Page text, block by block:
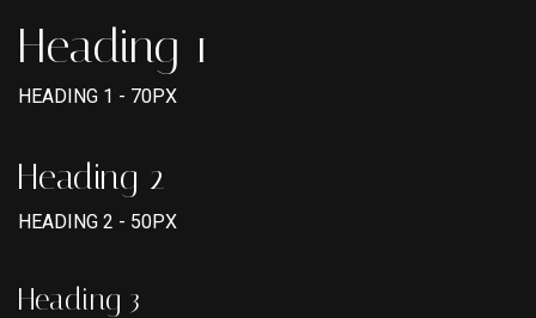
Heading 1
HEADING 1 - 70PX
Heading 2
HEADING 2 - 50PX
Heading 3